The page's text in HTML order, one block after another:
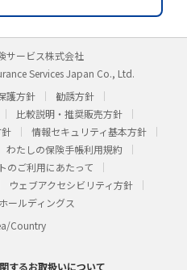
サービス株式会社
Services Japan Co., Ltd.
護方針
勧誘方針
比較説明・推奨販売方針
情報セキュリティ基本方針
わたしの保険手帳利用規約
のご利用にあたって
ウェブアクセシビリティ方針
ールディングス
Country
するお取扱いについて